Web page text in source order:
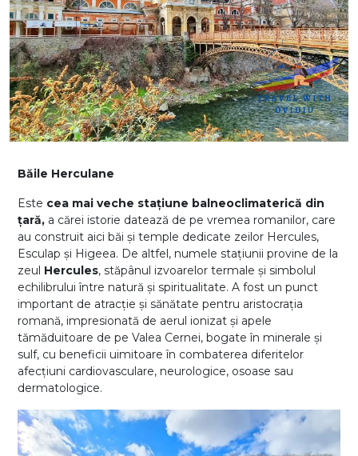
Băile Herculane
Este cea mai veche stațiune balneoclimaterică din
țară, a cărei istorie datează de pe vremea romanilor, care
au construit aici băi și temple dedicate zeilor Hercules,
Esculap și Higeea. De altfel, numele stațiunii provine de la
zeul Hercules, stăpânul izvoarelor termale și simbolul
echilibrului între natură și spiritualitate. A fost un punct
important de atracție și sănătate pentru aristocrația
romană, impresionată de aerul ionizat și apele
tămăduitoare de pe Valea Cernei, bogate în minerale și
sulf, cu beneficii uimitoare în combaterea diferitelor
afecțiuni cardiovasculare, neurologice, osoase sau
dermatologice.